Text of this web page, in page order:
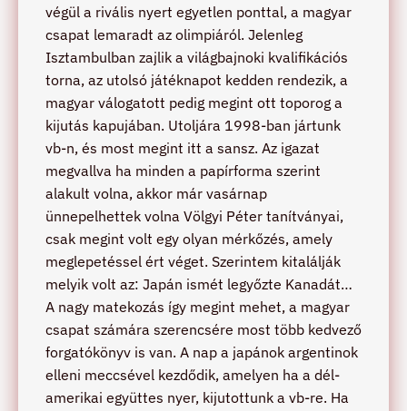
végül a rivális nyert egyetlen ponttal, a magyar
csapat lemaradt az olimpiáról. Jelenleg
Isztambulban zajlik a világbajnoki kvalifikációs
torna, az utolsó játéknapot kedden rendezik, a
magyar válogatott pedig megint ott toporog a
kijutás kapujában. Utoljára 1998-ban jártunk
vb-n, és most megint itt a sansz. Az igazat
megvallva ha minden a papírforma szerint
alakult volna, akkor már vasárnap
ünnepelhettek volna Völgyi Péter tanítványai,
csak megint volt egy olyan mérkőzés, amely
meglepetéssel ért véget. Szerintem kitalálják
melyik volt az: Japán ismét legyőzte Kanadát…
A nagy matekozás így megint mehet, a magyar
csapat számára szerencsére most több kedvező
forgatókönyv is van. A nap a japánok argentinok
elleni meccsével kezdődik, amelyen ha a dél-
amerikai együttes nyer, kijutottunk a vb-re. Ha